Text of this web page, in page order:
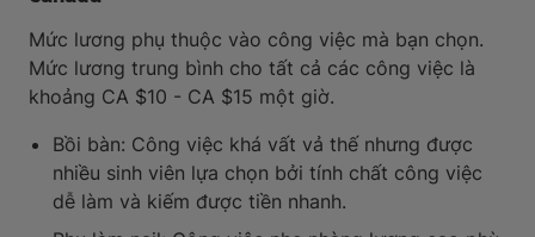
Mức lương phụ thuộc vào công việc mà bạn chọn.
Mức lương trung bình cho tất cả các công việc là
khoảng CA $10 - CA $15 một giờ.
Bồi bàn: Công việc khá vất vả thế nhưng được
nhiều sinh viên lựa chọn bởi tính chất công việc
dễ làm và kiếm được tiền nhanh.